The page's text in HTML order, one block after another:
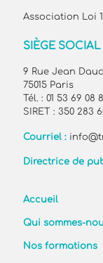
Association Loi
SIÈGE SOCIAL
9 Rue Jean
75015 Paris
Tél. : 01 53 69 08
SIRET : 350 283
Courriel :
Directrice de
Accueil
Qui sommes-
Nos formations